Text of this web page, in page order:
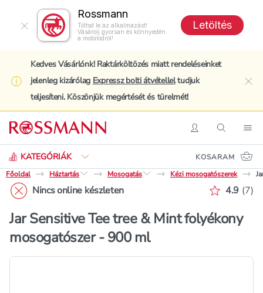
Rossmann
Töltsd le az alkalmazást!
Vásárolj gyorsan és könnyedén
a mobilodról!
Letöltés
Kedves Vásárlónk! Raktárköltözés miatt rendeléseinket
jelenleg kizárólag Expressz bolti átvételleltudjuk
teljesíteni. Köszönjük megértését és türelmét!
BelépésKeresés
KATEGÓRIÁK
Keresés
KOSARAM
Főoldal
Háztartás Mosogatás Kézi mosogatószerek
Nincs online készleten 4.9 (7)
Jar Sensitive Tee tree & Mint folyékony
mosogatószer - 900 ml